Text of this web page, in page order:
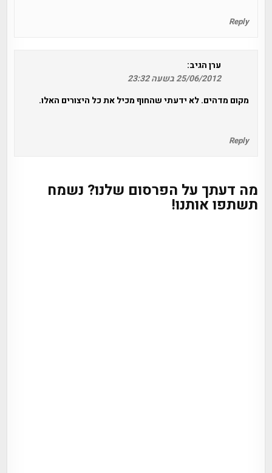
Reply
ערןהגיב:
25/06/2012 בשעה 23:32
מקום מדהים. לא ידעתי שהחוף מכיל את כל היצורים האלו.
Reply
מה דעתך על הפרסום שלנו? נשמח
תשתפו אותנו!